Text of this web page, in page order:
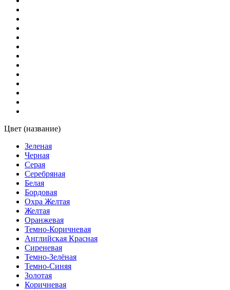
Цвет (название)
Зеленая
Черная
Серая
Серебряная
Белая
Бордовая
Охра Желтая
Желтая
Оранжевая
Темно-Коричневая
Английская Красная
Сиреневая
Темно-Зелёная
Темно-Синяя
Золотая
Коричневая